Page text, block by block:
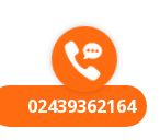
02439362164